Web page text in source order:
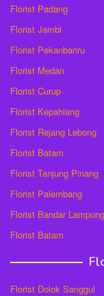
Florist Padang
Florist Jambi
Florist Pekanbanru
Florist Medan
Florist Curup
Florist Kepahiang
Florist Rejang Lebong
Florist Batam
Florist Tanjung Pinang
Florist Palembang
Florist Bandar Lampung
Florist Batam
Florist Dolok Sanggul